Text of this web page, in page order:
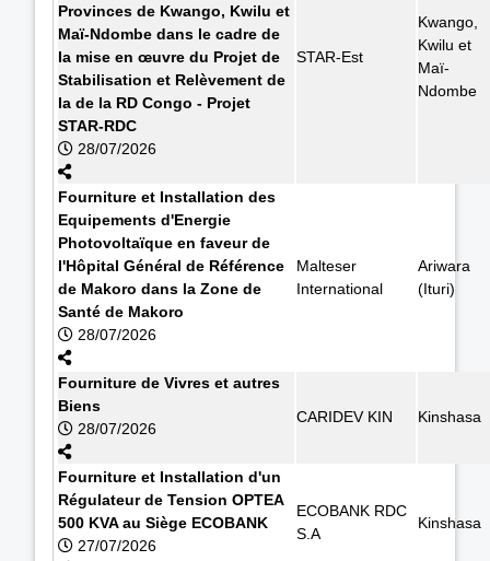
Provinces de Kwango, Kwilu et
Maï-Ndombe dans le cadre de
la mise en œuvre du Projet de
Stabilisation et Relèvement de
la de la RD Congo - Projet
STAR-RDC
28/07/2026
STAR-Est
Kwango,
Kwilu et
Maï-
Ndombe
Fourniture et Installation des
Equipements d'Energie
Photovoltaïque en faveur de
l'Hôpital Général de Référence
de Makoro dans la Zone de
Santé de Makoro
28/07/2026
Malteser
International
Ariwara
(Ituri)
Fourniture de Vivres et autres
Biens
28/07/2026
CARIDEV KIN Kinshasa
Fourniture et Installation d'un
Régulateur de Tension OPTEA
500 KVA au Siège ECOBANK
27/07/2026
ECOBANK RDC
S.A
Kinshasa